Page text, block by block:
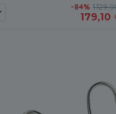
-84%
179,10